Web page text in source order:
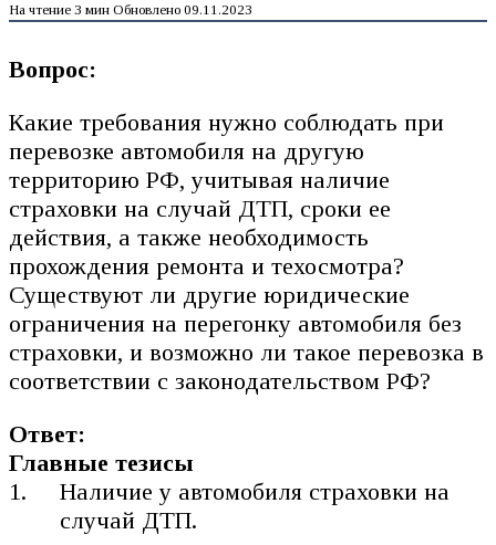
На чтение 3 мин Обновлено 09.11.2023
Вопрос:
Какие требования нужно соблюдать при
перевозке автомобиля на другую
территорию РФ, учитывая наличие
страховки на случай ДТП, сроки ее
действия, а также необходимость
прохождения ремонта и техосмотра?
Существуют ли другие юридические
ограничения на перегонку автомобиля без
страховки, и возможно ли такое перевозка в
соответствии с законодательством РФ?
Ответ:
Главные тезисы
Наличие у автомобиля страховки на
случай ДТП.